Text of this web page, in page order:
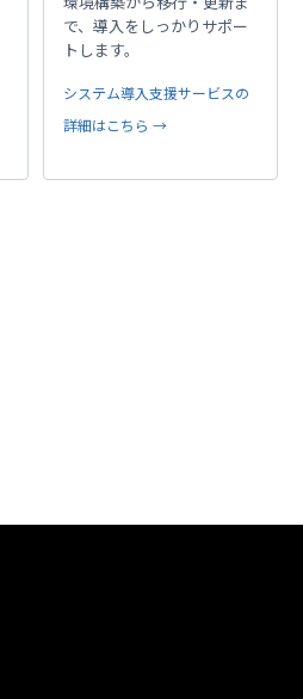
で、導入をしっかりサポー
トします。
システム導入支援サービスの
詳細はこちら →